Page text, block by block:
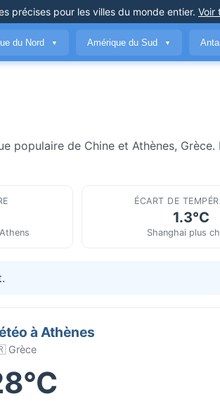
précises pour les villes du monde entier. Voir
du Nord ▼ Amérique du Sud ▼
populaire de Chine et Athènes, Grèce.
ÉCART DE
1.3°C
Shanghai plus
à Athènes
Grèce